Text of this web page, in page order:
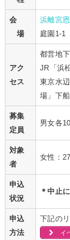
会
場
浜離宮
庭園1-1
アク
セス
都営地
JR「浜
東京水
場」下船
募集
定員
男女各
対象
者
女性：
申込
状況
＊中止
申込
方法
下記の
イ